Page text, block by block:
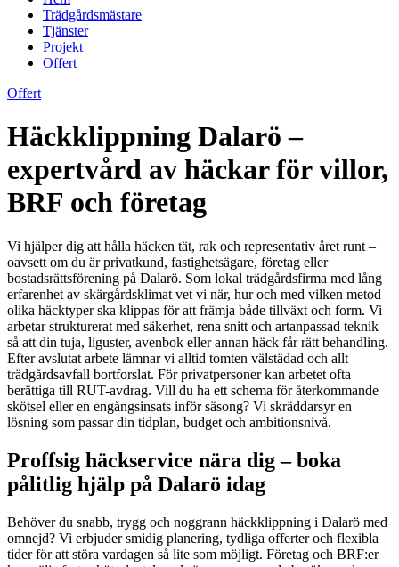
Trädgårdsmästare
Tjänster
Projekt
Offert
Offert
Häckklippning Dalarö –
expertvård av häckar för villor,
BRF och företag
Vi hjälper dig att hålla häcken tät, rak och representativ året runt –
oavsett om du är privatkund, fastighetsägare, företag eller
bostadsrättsförening på Dalarö. Som lokal trädgårdsfirma med lång
erfarenhet av skärgårdsklimat vet vi när, hur och med vilken metod
olika häcktyper ska klippas för att främja både tillväxt och form. Vi
arbetar strukturerat med säkerhet, rena snitt och artanpassad teknik
så att din tuja, liguster, avenbok eller annan häck får rätt behandling.
Efter avslutat arbete lämnar vi alltid tomten välstädad och allt
trädgårdsavfall bortforslat. För privatpersoner kan arbetet ofta
berättiga till RUT-avdrag. Vill du ha ett schema för återkommande
skötsel eller en engångsinsats inför säsong? Vi skräddarsyr en
lösning som passar din tidplan, budget och ambitionsnivå.
Proffsig häckservice nära dig – boka
pålitlig hjälp på Dalarö idag
Behöver du snabb, trygg och noggrann häckklippning i Dalarö med
omnejd? Vi erbjuder smidig planering, tydliga offerter och flexibla
tider för att störa vardagen så lite som möjligt. Företag och BRF:er